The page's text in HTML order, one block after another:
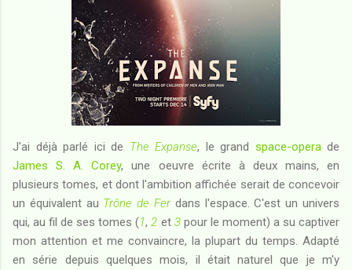
J'ai déjà parlé ici de The Expanse, le grand space-operade
James S. A. Corey, une oeuvre écrite à deux mains, en
plusieurs tomes, et dont l'ambition affichée serait de concevoir
un équivalent au Trône de Ferdans l'espace. C'est un univers
qui, au fil de ses tomes (1, 2 et 3pour le moment) a su captiver
mon attention et me convaincre, la plupart du temps. Adapté
en série depuis quelques mois, il était naturel que je m'y